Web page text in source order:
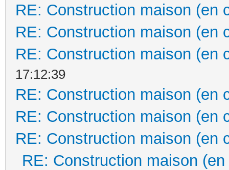
RE: Construction maison (en
RE: Construction maison (en
RE: Construction maison (en
17:12:39
RE: Construction maison (en
RE: Construction maison (en
RE: Construction maison (en
RE: Construction maison